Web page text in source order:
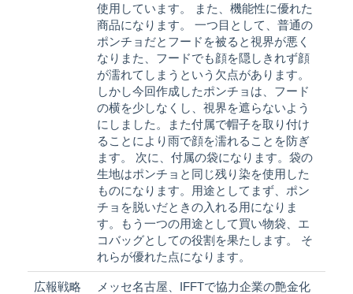
使用しています。 また、機能性に優れた
商品になります。 一つ目として、普通の
ポンチョだとフードを被ると視界が悪く
なりまた、フードでも顔を隠しきれず顔
が濡れてしまうという欠点があります。
しかし今回作成したポンチョは、フード
の横を少しなくし、視界を遮らないよう
にしました。また付属で帽子を取り付け
ることにより雨で顔を濡れることを防ぎ
ます。 次に、付属の袋になります。袋の
生地はポンチョと同じ残り染を使用した
ものになります。用途としてまず、ポン
チョを脱いだときの入れる用になりま
す。もう一つの用途として買い物袋、エ
コバッグとしての役割を果たします。 そ
れらが優れた点になります。
広報戦略
メッセ名古屋、IFFTで協力企業の艶金化